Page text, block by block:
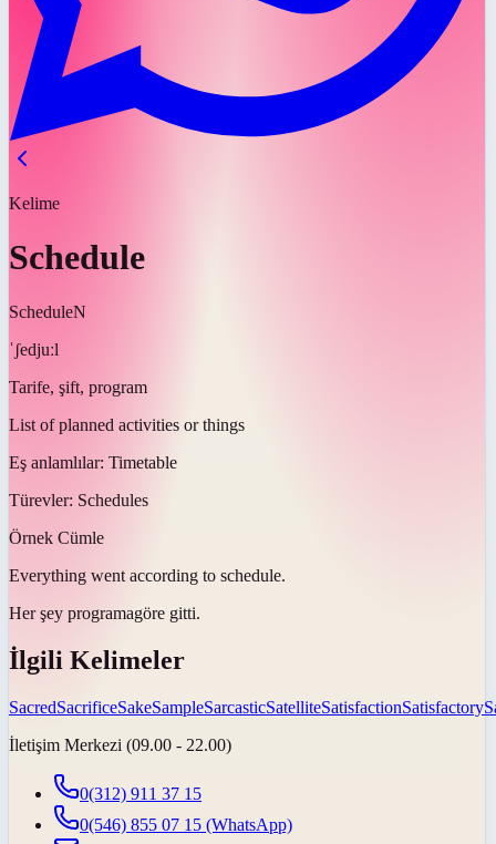
Kelime
Schedule
ScheduleN
ˈʃedjuːl
Tarife, şift, program
List of planned activities or things
Eş anlamlılar: Timetable
Türevler: Schedules
Örnek Cümle
Everything went according to schedule.
Her şey programagöre gitti.
İlgili Kelimeler
SacredSacrificeSakeSampleSarcasticSatelliteSatisfactionSatisfactory
İletişim Merkezi (09.00 - 22.00)
0(312) 911 37 15
0(546) 855 07 15 (WhatsApp)